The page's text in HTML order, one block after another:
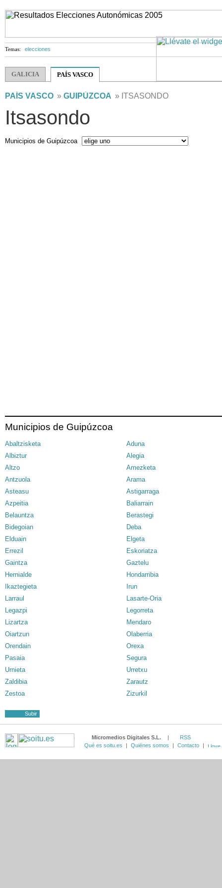
Temas: elecciones
GALICIA PAÍS VASCO
PAÍS VASCO » GUIPÚZCOA » ITSASONDO
Itsasondo
Municipios de Guipúzcoa
Municipios de Guipúzcoa
Abaltzisketa
Aduna
Albiztur
Alegia
Altzo
Amezketa
Antzuola
Arama
Asteasu
Astigarraga
Azpeitia
Baliarrain
Belauntza
Berastegi
Bidegoian
Deba
Elduain
Elgeta
Errezil
Eskoriatza
Gaintza
Gaztelu
Hernialde
Hondarribia
Ikaztegieta
Irun
Larraul
Lasarte-Oria
Legazpi
Legorreta
Lizartza
Mendaro
Oiartzun
Olaberria
Orendain
Orexa
Pasaia
Segura
Urnieta
Urretxu
Zaldibia
Zarautz
Zestoa
Zizurkil
Subir
Micromedios Digitales S.L. |
RSS
Qué es soitu.es
| Quiénes somos | Contacto |